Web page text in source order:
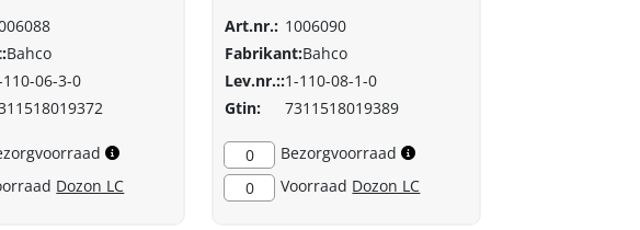
Bahco
110-06-3-0
Dozon LC
Art.nr.: 1006090
Fabrikant:Bahco
Lev.nr.::1-110-08-1-0
Gtin:
7311518019389
0
Bezorgvoorraad
0
Voorraad Dozon LC